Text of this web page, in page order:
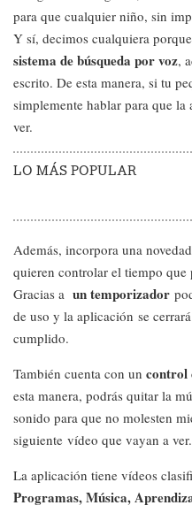
para que cualquier niño, sin
Y sí, decimos cualquiera
sistema de búsqueda por voz,
escrito. De esta manera, si tu
simplemente hablar para que
ver.
LO MÁS POPULAR
Además, incorpora una
quieren controlar el tiempo que
Gracias a un temporizador
de uso y la aplicación se
cumplido.
También cuenta con un control
esta manera, podrás quitar la
sonido para que no molesten
siguiente vídeo que vayan a ver.
La aplicación tiene vídeos
Programas, Música,